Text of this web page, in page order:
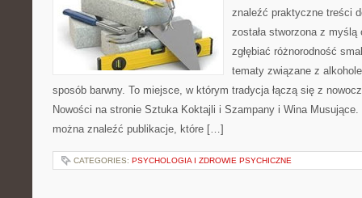
znaleźć praktyczne treści
została stworzona z
zgłębiać różnorodność
tematy związane z
sposób barwny. To miejsce, w którym tradycja łączą się z
Nowości na stronie Sztuka Koktajli i Szampany i Wina
można znaleźć publikacje, które […]
CATEGORIES: PSYCHOLOGIA I ZDROWIE PSYCHICZNE